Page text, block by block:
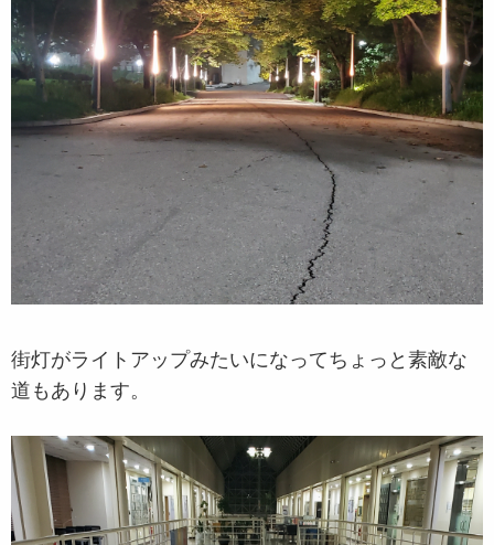
街灯がライトアップみたいになってちょっと素敵な
道もあります。